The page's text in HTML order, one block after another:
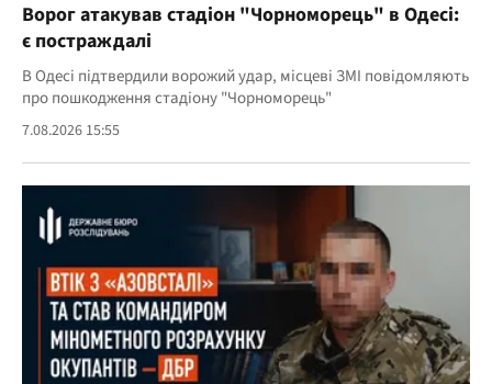
Ворог атакував стадіон "Чорноморець" в Одесі:
є постраждалі
В Одесі підтвердили ворожий удар, місцеві ЗМІ повідомляють
про пошкодження стадіону "Чорноморець"
7.08.2026 15:55